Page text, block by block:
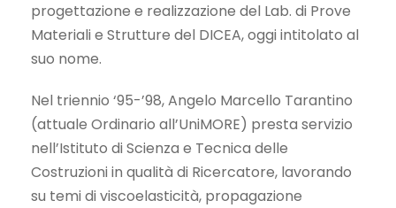
progettazione e realizzazione del Lab. di Prove
Materiali e Strutture del DICEA, oggi intitolato al
suo nome.
Nel triennio ‘95-’98, Angelo Marcello Tarantino
(attuale Ordinario all’UniMORE) presta servizio
nell’Istituto di Scienza e Tecnica delle
Costruzioni in qualità di Ricercatore, lavorando
su temi di viscoelasticità, propagazione